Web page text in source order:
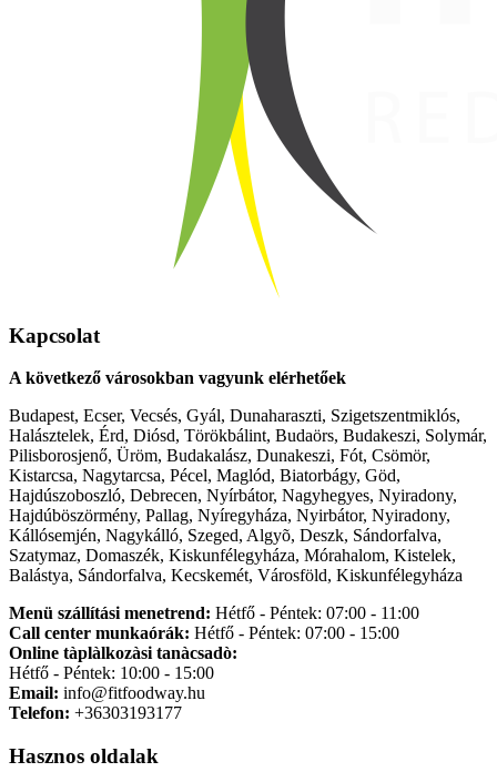
Kapcsolat
A következő városokban vagyunk elérhetőek
Budapest, Ecser, Vecsés, Gyál, Dunaharaszti, Szigetszentmiklós,
Halásztelek, Érd, Diósd, Törökbálint, Budaörs, Budakeszi, Solymár,
Pilisborosjenő, Üröm, Budakalász, Dunakeszi, Fót, Csömör,
Kistarcsa, Nagytarcsa, Pécel, Maglód, Biatorbágy, Göd,
Hajdúszoboszló, Debrecen, Nyírbátor, Nagyhegyes, Nyiradony,
Hajdúböszörmény, Pallag, Nyíregyháza, Nyirbátor, Nyiradony,
Kállósemjén, Nagykálló, Szeged, Algyõ, Deszk, Sándorfalva,
Szatymaz, Domaszék, Kiskunfélegyháza, Mórahalom, Kistelek,
Balástya, Sándorfalva, Kecskemét, Városföld, Kiskunfélegyháza
Menü szállítási menetrend: Hétfő - Péntek: 07:00 - 11:00
Call center munkaórák: Hétfő - Péntek: 07:00 - 15:00
Online tàplàlkozàsi tanàcsadò:
Hétfő - Péntek: 10:00 - 15:00
Email: info@fitfoodway.hu
Telefon: +36303193177
Hasznos oldalak